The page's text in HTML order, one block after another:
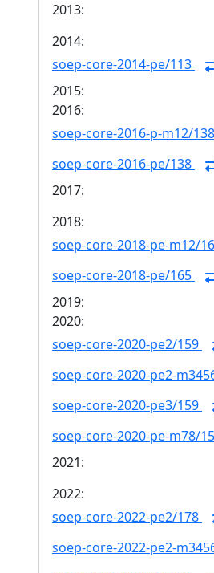
2013:
2014:
soep-core-2014-pe/113
2015:
2016:
soep-core-2016-p-m12/138
soep-core-2016-pe/138
2017:
2018:
soep-core-2018-pe-m12/
soep-core-2018-pe/165
2019:
2020:
soep-core-2020-pe2/159
soep-core-2020-pe2-
soep-core-2020-pe3/159
soep-core-2020-pe-m78/
2021:
2022:
soep-core-2022-pe2/178
soep-core-2022-pe2-